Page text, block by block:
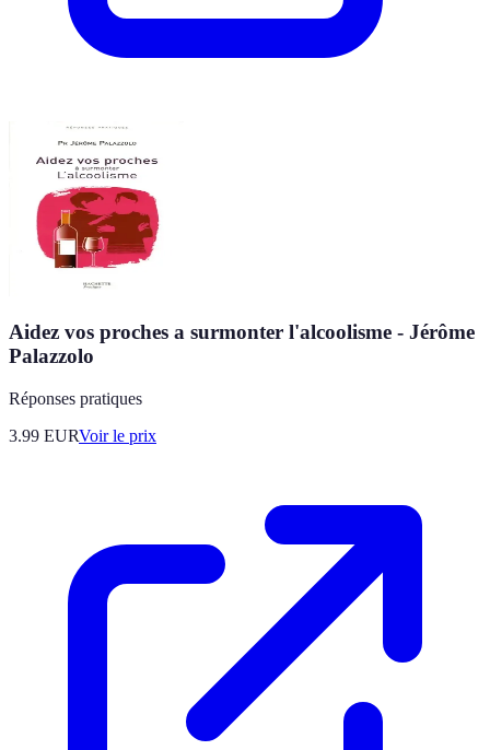
Aidez vos proches a surmonter l'alcoolisme - Jérôme
Palazzolo
Réponses pratiques
3.99 EURVoir le prix